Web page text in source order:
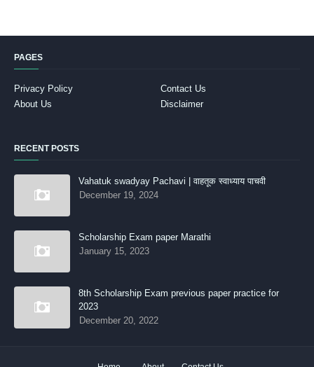
PAGES
Privacy Policy
Contact Us
About Us
Disclaimer
RECENT POSTS
Vahatuk swadyay Pachavi | वाहतूक स्वाध्याय पाचवी
December 19, 2024
Scholarship Exam paper Marathi
January 15, 2023
8th Scholarship Exam previous paper practice for
2023
December 20, 2022